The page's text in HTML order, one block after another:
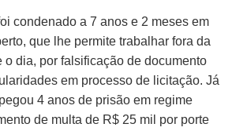
condenado a 7 anos e 2 meses em
que lhe permite trabalhar fora da
o dia, por falsificação de documento
em processo de licitação. Já
4 anos de prisão em regime
de multa de R$ 25 mil por porte